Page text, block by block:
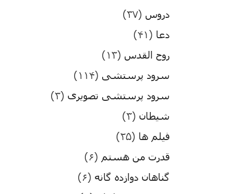
دروس (۳۷)
دعا (۴۱)
روح القدس (۱۳)
سرود پرستشی (۱۱۴)
سرود پرستشی تصویری (۳)
شیطان (۳)
فیلم ها (۲۵)
قدرت من هستم (۶)
گناهان دوازده گانه (۶)